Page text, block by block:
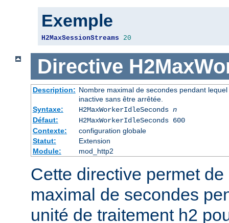
Exemple
H2MaxSessionStreams 20
Directive
Description: Nombre maximal de secondes pendant
inactive sans être arrêtée.
Syntaxe:
H2MaxWorkerIdleSeconds n
Défaut:
H2MaxWorkerIdleSeconds 600
Contexte:
configuration globale
Statut:
Extension
Module:
mod_http2
Cette directive permet
maximal de secondes
unité de traitement h2